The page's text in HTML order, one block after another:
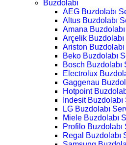
Buzdolabı
AEG Buzdolabı
Altus Buzdolabı
Amana
Arçelik
Ariston
Beko Buzdolabı
Bosch Buzdolabı
Electrolux
Gaggenau
Hotpoint
İndesit
LG Buzdolabı
Miele Buzdolabı
Profilo Buzdolabı
Regal Buzdolabı